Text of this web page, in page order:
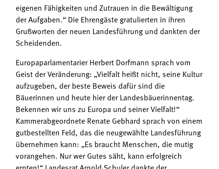
eigenen Fähigkeiten und Zutrauen in die Bewältigung
der Aufgaben.“ Die Ehrengäste gratulierten in ihren
Grußworten der neuen Landesführung und dankten der
Scheidenden.
Europaparlamentarier Herbert Dorfmann sprach vom
Geist der Veränderung: „Vielfalt heißt nicht, seine Kultur
aufzugeben, der beste Beweis dafür sind die
Bäuerinnen und heute hier der Landesbäuerinnentag.
Bekennen wir uns zu Europa und seiner Vielfalt!“
Kammerabgeordnete Renate Gebhard sprach von einem
gutbestellten Feld, das die neugewählte Landesführung
übernehmen kann: „Es braucht Menschen, die mutig
vorangehen. Nur wer Gutes säht, kann erfolgreich